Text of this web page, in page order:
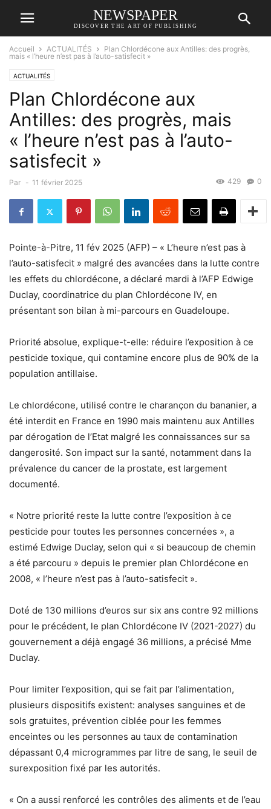
NEWSPAPER
DISCOVER THE ART OF PUBLISHING
Accueil ACTUALITÉS
Plan Chlordécone aux Antilles: des progrès,
mais « l’heure n’est pas à l’auto-satisfecit »
ACTUALITÉS
Plan Chlordécone aux
Antilles: des progrès, mais
« l’heure n’est pas à l’auto-
satisfecit »
Par - 11 février 2025 0
429
Pointe-à-Pitre, 11 fév 2025 (AFP) – « L’heure n’est pas à
l’auto-satisfecit » malgré des avancées dans la lutte contre
les effets du chlordécone, a déclaré mardi à l’AFP Edwige
Duclay, coordinatrice du plan Chlordécone IV, en
présentant son bilan à mi-parcours en Guadeloupe.
Priorité absolue, explique-t-elle: réduire l’exposition à ce
pesticide toxique, qui contamine encore plus de 90% de la
population antillaise.
Le chlordécone, utilisé contre le charançon du bananier, a
été interdit en France en 1990 mais maintenu aux Antilles
par dérogation de l’Etat malgré les connaissances sur sa
dangerosité. Son impact sur la santé, notamment dans la
prévalence du cancer de la prostate, est largement
documenté.
« Notre priorité reste la lutte contre l’exposition à ce
pesticide pour toutes les personnes concernées », a
estimé Edwige Duclay, selon qui « si beaucoup de chemin
a été parcouru » depuis le premier plan Chlordécone en
2008, « l’heure n’est pas à l’auto-satisfecit ».
Doté de 130 millions d’euros sur six ans contre 92 millions
pour le précédent, le plan Chlordécone IV (2021-2027) du
gouvernement a déjà engagé 36 millions, a précisé Mme
Duclay.
Pour limiter l’exposition, qui se fait par l’alimentation,
plusieurs dispositifs existent: analyses sanguines et de
sols gratuites, prévention ciblée pour les femmes
enceintes ou les personnes au taux de contamination
dépassant 0,4 microgrammes par litre de sang, le seuil de
surexposition fixé par les autorités.
« On a aussi renforcé les contrôles des aliments et de l’eau